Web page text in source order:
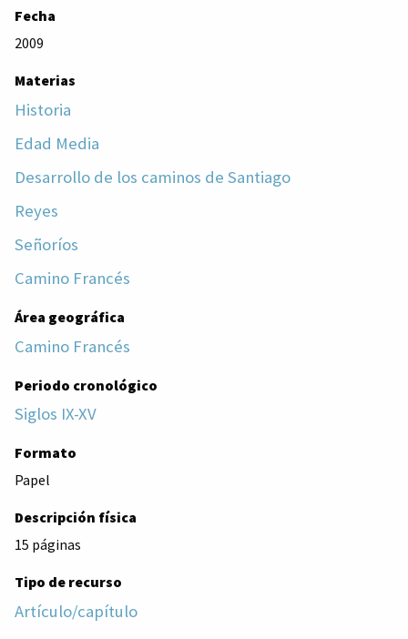
Fecha
2009
Materias
Historia
Edad Media
Desarrollo de los caminos de Santiago
Reyes
Señoríos
Camino Francés
Área geográfica
Camino Francés
Periodo cronológico
Siglos IX-XV
Formato
Papel
Descripción física
15 páginas
Tipo de recurso
Artículo/capítulo